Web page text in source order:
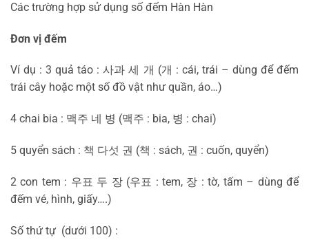
Các trường hợp sử dụng số đếm Hàn Hàn
Đơn vị đếm
Ví dụ : 3 quả táo : 사과 세 개 (개 : cái, trái – dùng để đếm
trái cây hoặc một số đồ vật như quần, áo…)
4 chai bia : 맥주 네 병 (맥주 : bia, 병 : chai)
5 quyển sách : 책 다섯 권 (책 : sách, 권 : cuốn, quyển)
2 con tem : 우표 두 장 (우표 : tem, 장 : tờ, tấm – dùng để
đếm vé, hình, giấy….)
Số thứ tự (dưới 100) :